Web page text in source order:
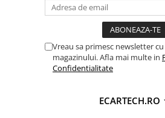
Vreau sa primesc newsletter
magazinului. Afla mai multe in
Confidentialitate
ECARTECH.RO